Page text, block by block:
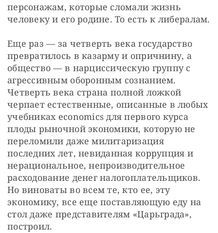
персонажам, которые сломали жизнь
человеку и его родине. То есть к либералам.
Еще раз — за четверть века государство
превратилось в казарму и опричнину, а
общество — в нарциссическую группу с
агрессивным оборонным сознанием.
Четверть века страна полной ложкой
черпает естественные, описанные в любых
учебниках economics для первого курса
плоды рыночной экономики, которую не
переломили даже милитаризация
последних лет, невиданная коррупция и
нерациональное, непроизводительное
расходование денег налогоплательщиков.
Но виноваты во всем те, кто ее, эту
экономику, все еще поставляющую еду на
стол даже представителям «Царьграда»,
построил.